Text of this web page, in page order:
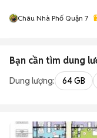
Châu Nhà Phố Quận 7
Bạn cần tìm dung
Dung lượng: 64 GB